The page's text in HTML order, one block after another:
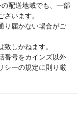
配送地域でも、一部
います。
り届かない場合がご
しかねます。
番号をカインズ以外
シーの規定に則り厳